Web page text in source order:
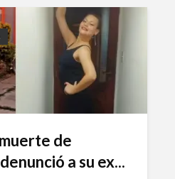
de
a su ex...